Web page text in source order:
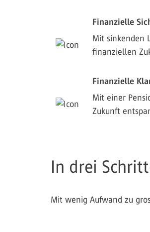
Finanzielle
Mit sinkenden
finanziellen
Finanzielle
Mit einer
Zukunft
In drei
Mit wenig Aufwand zu